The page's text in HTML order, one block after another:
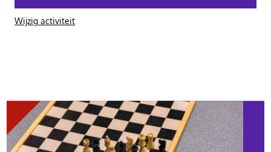
Wijzig activiteit